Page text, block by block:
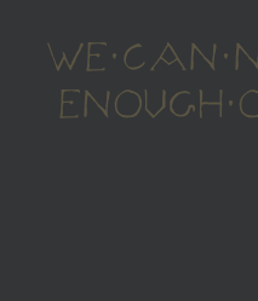
WE CAN
ENOUGH